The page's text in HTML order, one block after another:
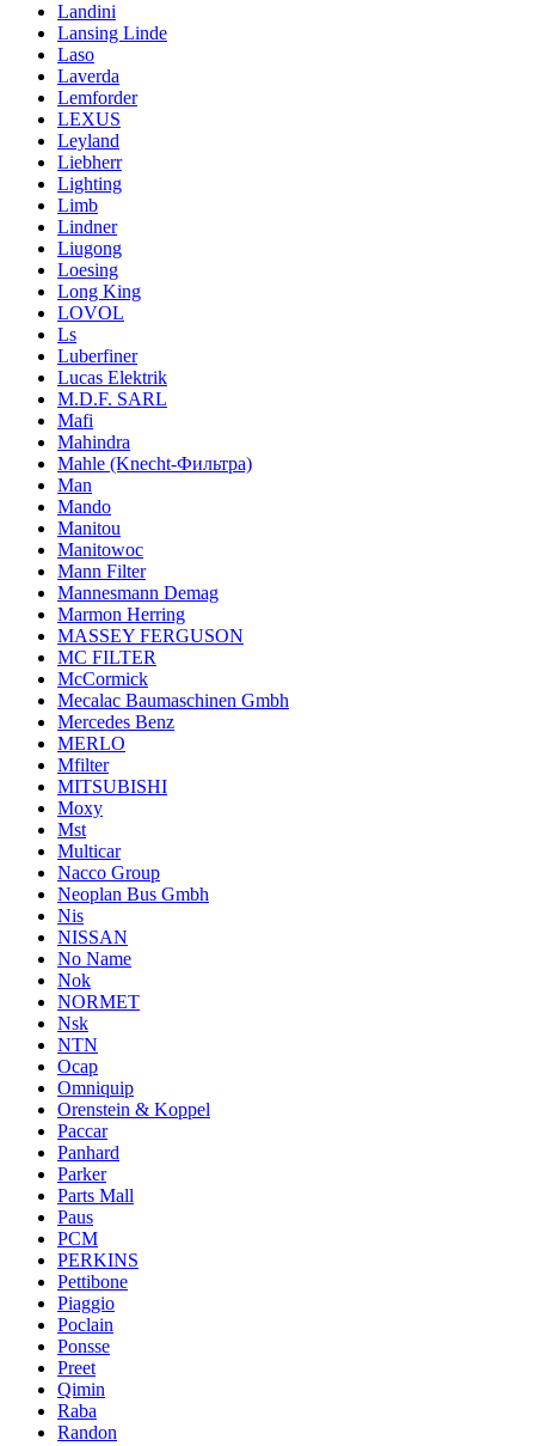
Landini
Lansing Linde
Laso
Laverda
Lemforder
LEXUS
Leyland
Liebherr
Lighting
Limb
Lindner
Liugong
Loesing
Long King
LOVOL
Ls
Luberfiner
Lucas Elektrik
M.D.F. SARL
Mafi
Mahindra
Mahle (Knecht-Фильтра)
Man
Mando
Manitou
Manitowoc
Mann Filter
Mannesmann Demag
Marmon Herring
MASSEY FERGUSON
MC FILTER
McCormick
Mecalac Baumaschinen Gmbh
Mercedes Benz
MERLO
Mfilter
MITSUBISHI
Moxy
Mst
Multicar
Nacco Group
Neoplan Bus Gmbh
Nis
NISSAN
No Name
Nok
NORMET
Nsk
NTN
Ocap
Omniquip
Orenstein & Koppel
Paccar
Panhard
Parker
Parts Mall
Paus
PCM
PERKINS
Pettibone
Piaggio
Poclain
Ponsse
Preet
Qimin
Raba
Randon